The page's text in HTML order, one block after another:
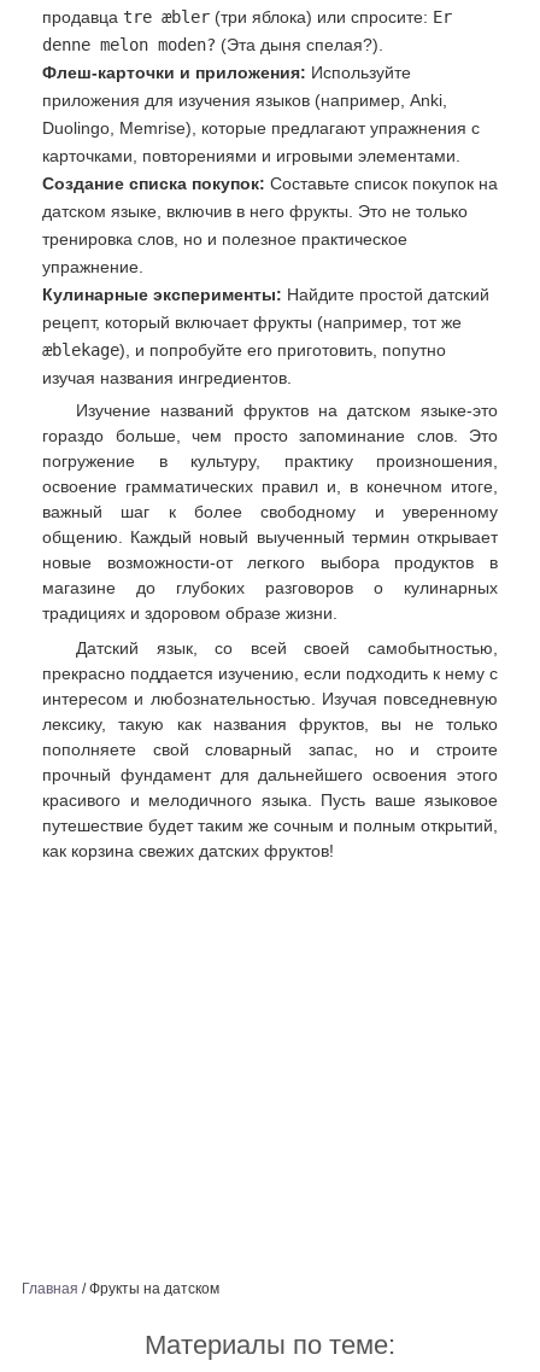
продавца tre æbler (три яблока) или спросите: Er
denne melon moden? (Эта дыня спелая?).
Флеш-карточки и приложения: Используйте
приложения для изучения языков (например, Anki,
Duolingo, Memrise), которые предлагают упражнения с
карточками, повторениями и игровыми элементами.
Создание списка покупок: Составьте список покупок на
датском языке, включив в него фрукты. Это не только
тренировка слов, но и полезное практическое
упражнение.
Кулинарные эксперименты: Найдите простой датский
рецепт, который включает фрукты (например, тот же
æblekage), и попробуйте его приготовить, попутно
изучая названия ингредиентов.
Изучение названий фруктов на датском языке-это
гораздо больше, чем просто запоминание слов. Это
погружение в культуру, практику произношения,
освоение грамматических правил и, в конечном итоге,
важный шаг к более свободному и уверенному
общению. Каждый новый выученный термин открывает
новые возможности-от легкого выбора продуктов в
магазине до глубоких разговоров о кулинарных
традициях и здоровом образе жизни.
Датский язык, со всей своей самобытностью,
прекрасно поддается изучению, если подходить к нему с
интересом и любознательностью. Изучая повседневную
лексику, такую как названия фруктов, вы не только
пополняете свой словарный запас, но и строите
прочный фундамент для дальнейшего освоения этого
красивого и мелодичного языка. Пусть ваше языковое
путешествие будет таким же сочным и полным открытий,
как корзина свежих датских фруктов!
Главная / Фрукты на датском
Материалы по теме: